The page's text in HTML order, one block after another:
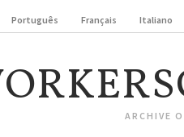
Português Français Italiano
ARCHIVE